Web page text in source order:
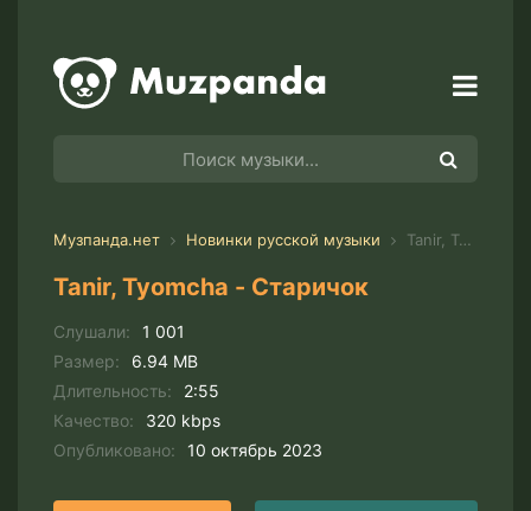
Музпанда.нет Новинки русской музыки Tanir, Tyomcha - Старичок
Tanir, Tyomcha - Старичок
Слушали:
1 001
Размер:
6.94 MB
Длительность:
2:55
Качество:
320 kbps
Опубликовано:
10 октябрь 2023